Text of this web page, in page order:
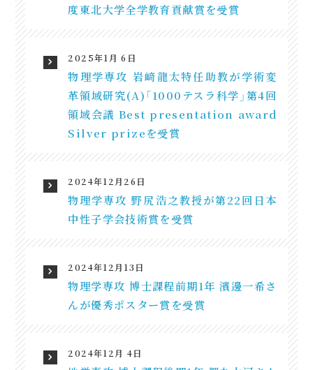
度東北大学全学教育貢献賞を受賞
2025年1月 6日
物理学専攻 岩﨑龍太特任助教が学術変
革領域研究(A)「1000テスラ科学」第4回
領域会議 Best presentation award
Silver prizeを受賞
2024年12月26日
物理学専攻 野尻浩之教授が第22回日本
中性子学会技術賞を受賞
2024年12月13日
物理学専攻 博士課程前期1年 濱邊一希さ
んが優秀ポスター賞を受賞
2024年12月 4日